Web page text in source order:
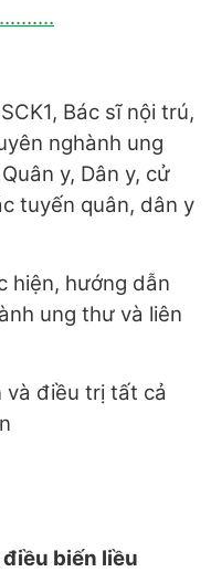
Bác sĩ nội trú,
nghành ung
y, Dân y, cử
tuyến quân, dân y
hiện, hướng dẫn
ung thư và liên
và điều trị tất cả
biến liều